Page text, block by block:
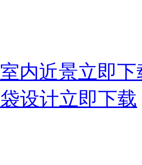
内近景立即下
设计立即下载